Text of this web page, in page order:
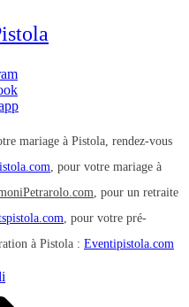
mariage à Pistola, rendez-vous
, pour votre mariage à
, pour un retraite
, pour votre pré-
à Pistola : Eventipistola.com